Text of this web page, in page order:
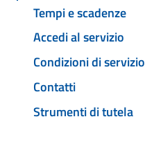
Tempi e scadenze
Accedi al servizio
Condizioni di servizio
Contatti
Strumenti di tutela